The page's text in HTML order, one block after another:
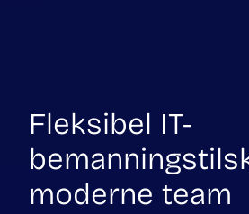
Fleksibel IT-
moderne team